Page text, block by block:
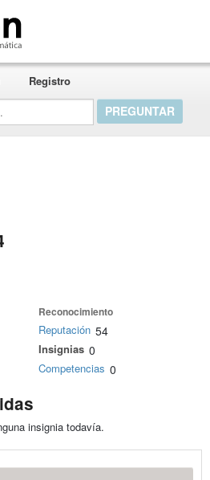
Registro
Reconocimiento
Reputación 54
Insignias 0
Competencias 0
insignia todavía.